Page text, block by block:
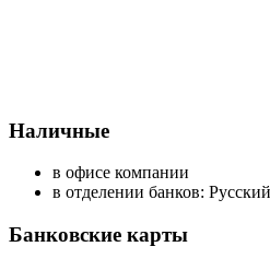
Наличные
в офисе компании
в отделении банков:
Банковские карты